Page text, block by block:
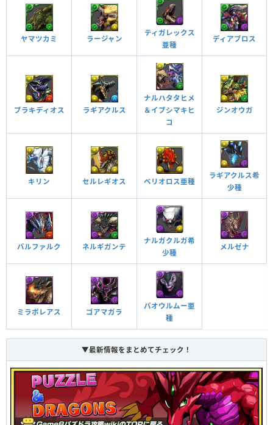
攻撃強化
攻撃が100アップする
攻撃強化
攻撃が100アップする
ヤマツカミ ラージャン
ティガレックス
亜種
ディアブロス
ブラキディオス ラギアクルス
ナルハタタヒメ
＆イブシマキヒ
コ
ジンオウガ
キリン セルレギオス ベリオロス亜種
ラギアクルス希
少種
バルファルク ネルギガンテ
ナルガクルガ希
少種
メルゼナ
ミラボレアス ゴアマガラ
パオウルムー亜
種
▼最新情報をまとめてチェック！